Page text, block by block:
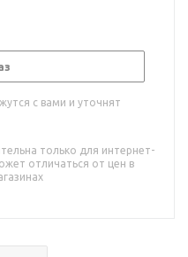
с вами и уточнят
только для интернет-
отличаться от цен в